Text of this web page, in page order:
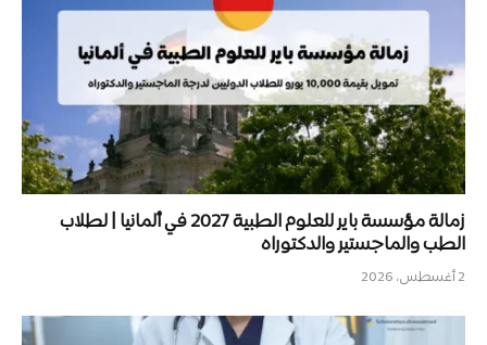
زمالة مؤسسة باير للعلوم الطبية 2027 في ألمانيا | لطلاب
الطب والماجستير والدكتوراه
2 أغسطس، 2026